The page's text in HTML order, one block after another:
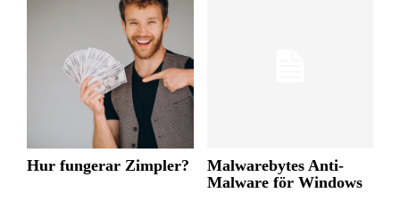
Hur fungerar Zimpler?
Malwarebytes Anti-
Malware för Windows